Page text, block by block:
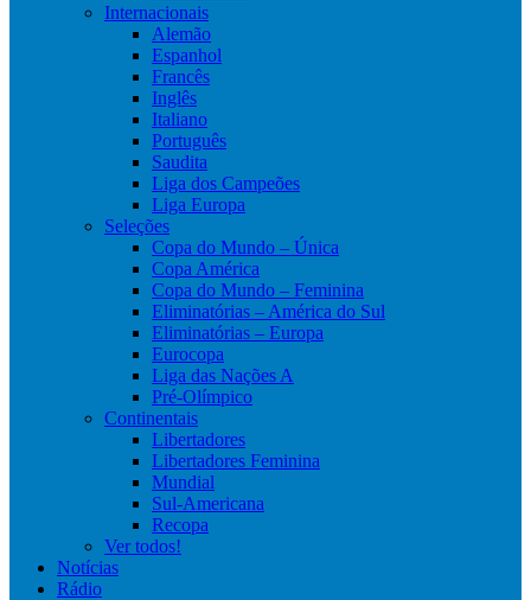
Internacionais
Alemão
Espanhol
Francês
Inglês
Italiano
Português
Saudita
Liga dos Campeões
Liga Europa
Seleções
Copa do Mundo – Única
Copa América
Copa do Mundo – Feminina
Eliminatórias – América do Sul
Eliminatórias – Europa
Eurocopa
Liga das Nações A
Pré-Olímpico
Continentais
Libertadores
Libertadores Feminina
Mundial
Sul-Americana
Recopa
Ver todos!
Notícias
Rádio